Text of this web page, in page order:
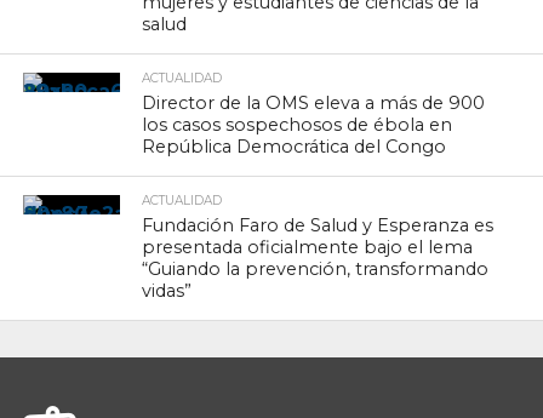
salud
ACTUALIDAD
Director de la OMS eleva a más de 900
los casos sospechosos de ébola en
República Democrática del Congo
ACTUALIDAD
Fundación Faro de Salud y Esperanza es
presentada oficialmente bajo el lema
“Guiando la prevención, transformando
vidas”